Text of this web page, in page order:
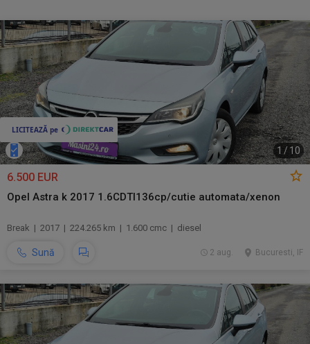
1 / 10
6.500 EUR
Opel Astra k 2017 1.6CDTI136cp/cutie automata/xenon
Break | 2017 | 224.265 km | 1.600 cmc | diesel
Sună Bucuresti, IF
2 aug.